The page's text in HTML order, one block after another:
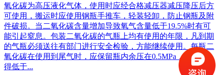
氧化碳为高压液化气体，使用时应经合格减压器减压降压后方
可使用，搬运时应使用钢瓶手推车，轻装轻卸，防止钢瓶及附
件破损。当二氧化碳含量增加导致氧气含量低于19.5%时有可
能引起窒息。包装二氧化碳的气瓶上均有使用的年限，凡到期
的气瓶必须送往有部门进行安全检验，方能继续使用。每瓶二
氧化碳在使用到尾气时，应保留瓶内余压在0.5MPa，最小不
得低于...